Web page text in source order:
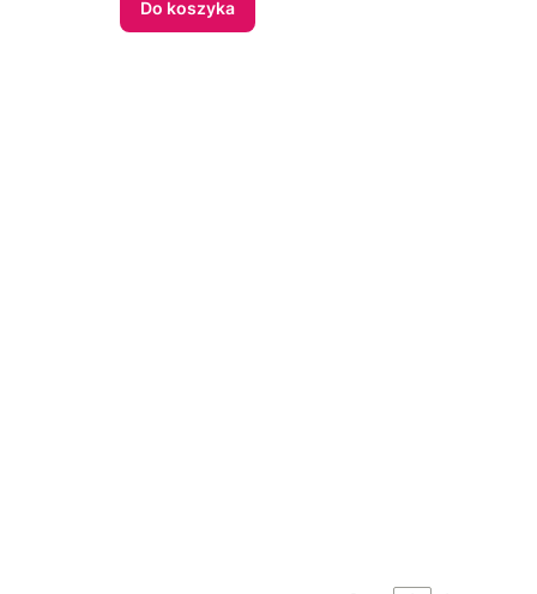
Do koszyka